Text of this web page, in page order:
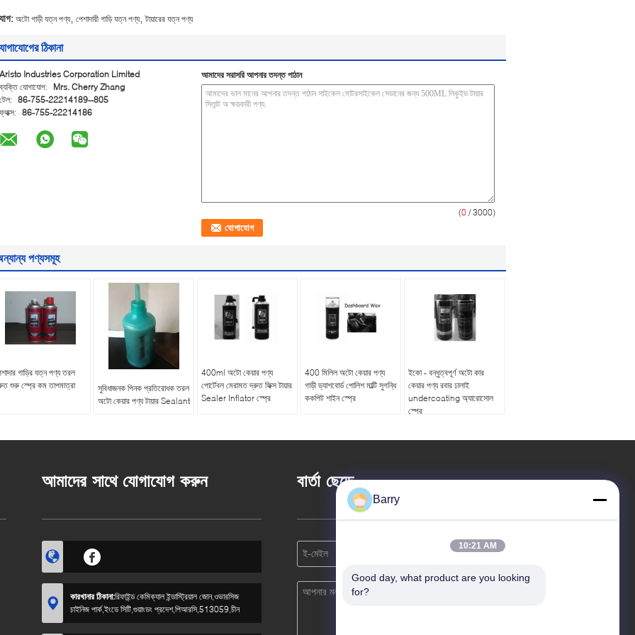
অটো গাড়ী যত্ন পণ্য, পেশাদারী গাড়ি যত্ন পণ্য, টায়ারের যত্ন পণ্য
ঠিকানা
Aristo Industries Corporation Limited
ব্যক্তি যোগাযোগ:
Mrs. Cherry Zhang
টেল: 86-755-22214189--805
ফ্যাক্স: 86-755-22214186
আমাদের সরাসরি আপনার তদন্ত পাঠান
(0 / 3000)
পণ্যসমূহ
গাড়ির যত্ন পণ্য তরল
শুরু স্প্রে কম তাপমাত্রা
সুবিধাজনক পিনক প্রতিরোধক তরল
অটো কেয়ার পণ্য টায়ার Sealant
400ml অটো কেয়ার পণ্য
পোর্টেবল মেরামত দ্রুত ফিক্স টায়ার
Sealer Inflator স্প্রে
400 মিলিল অটো কেয়ার পণ্য
গাড়ী ড্যাশবোর্ড পোলিশ মাল্টি সুগন্ধি
ককপিট শাইন স্প্রে
ইকো - বন্ধুত্বপূর্ণ অটো কার
কেয়ার পণ্য রবার ঢালাই
undercoating অ্যারোসোল
স্প্রে
আমাদের সাথে যোগাযোগ করুন
কারখানার ঠিকানা:রিফাইন্ড কেমিক্যাল ইন্ডাস্ট্রিয়াল জোন,ওভারসিজ
চাইনিজ পার্ক,ইংডে সিটি,গুয়াংডং প্রদেশ,পিআরসি,513059,চীন
বার্তা ছেড়ে
Barry
10:21 AM
Good day, what product are you looking
for?